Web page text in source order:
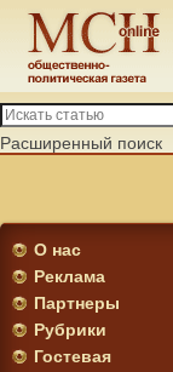
Расширенный поиск
О нас
Реклама
Партнеры
Рубрики
Гостевая